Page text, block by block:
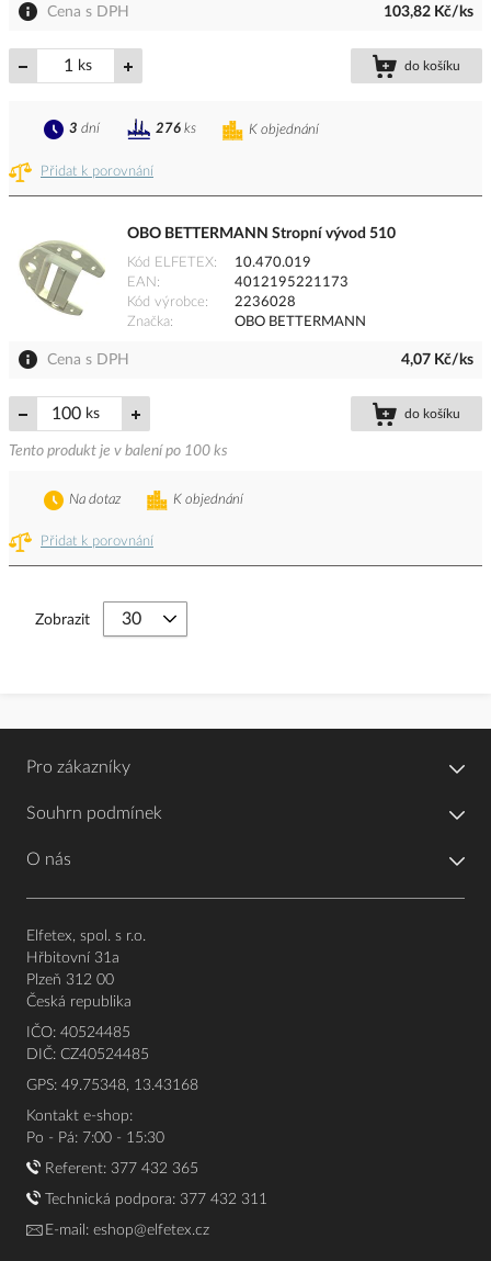
Cena s DPH 103,82 Kč/ks
ks do košíku
Přidat k porovnání
K objednání
3 dní 276 ks
OBO BETTERMANN Stropní vývod 510
Kód ELFETEX
10.470.019
EAN
4012195221173
Kód výrobce
2236028
Značka
OBO BETTERMANN
Cena s DPH 4,07 Kč/ks
ks do košíku
Tento produkt je v balení po 100 ks
Přidat k porovnání
K objednání
Na dotaz
Zobrazit
Pro zákazníky
Souhrn podmínek
O nás
Elfetex, spol. s r.o.
Hřbitovní 31a
Plzeň 312 00
Česká republika
IČO: 40524485
DIČ: CZ40524485
GPS: 49.75348, 13.43168
Kontakt e-shop:
Po - Pá: 7:00 - 15:30
Referent: 377 432 365
Technická podpora: 377 432 311
E-mail: eshop@elfetex.cz